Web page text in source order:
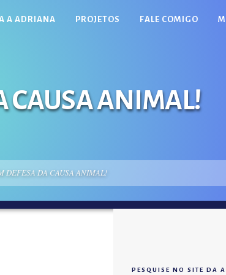
A ADRIANA PROJETOS FALE COMIGO
CAUSA ANIMAL!
DEFESA DA CAUSA ANIMAL!
PESQUISE NO SITE DA